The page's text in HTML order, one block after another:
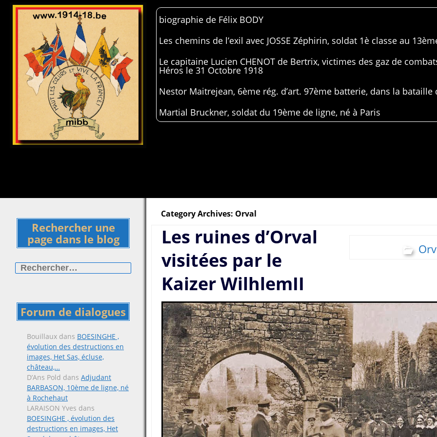
biographie de Félix BODY
Les chemins de l’exil avec JOSSE Zéphirin, soldat 1è classe au
Le capitaine Lucien CHENOT de Bertrix, victimes des gaz de
Héros le 31 Octobre 1918
Nestor Maitrejean, 6ème rég. d’art. 97ème batterie, dans la bataille
Martial Bruckner, soldat du 19ème de ligne, né à Paris
Rechercher une
page dans le blog
Forum de dialogues
Bouillaux dans BOESINGHE ,
évolution des destructions en
images, Het Sas, écluse,
château,…
D’Ans Pold dans Adjudant
BARBASON, 10ème de ligne, né
à Rochehaut
LARAISON Yves dans
BOESINGHE , évolution des
destructions en images, Het
Category Archives: Orval
Les ruines d’Orval
visitées par le
Kaizer WilhlemII